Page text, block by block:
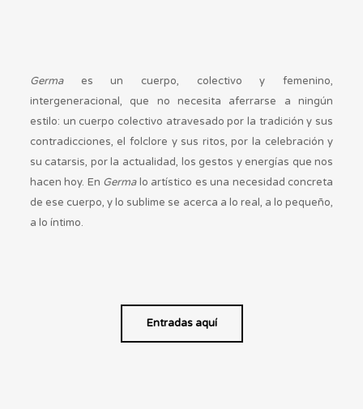
Germaes un cuerpo, colectivo y femenino,
intergeneracional, que no necesita aferrarse a ningún
estilo: un cuerpo colectivo atravesado por la tradición y sus
contradicciones, el folclore y sus ritos, por la celebración y
su catarsis, por la actualidad, los gestos y energías que nos
hacen hoy. En Germalo artístico es una necesidad concreta
de ese cuerpo, y lo sublime se acerca a lo real, a lo pequeño,
a lo íntimo.
Entradas aquí